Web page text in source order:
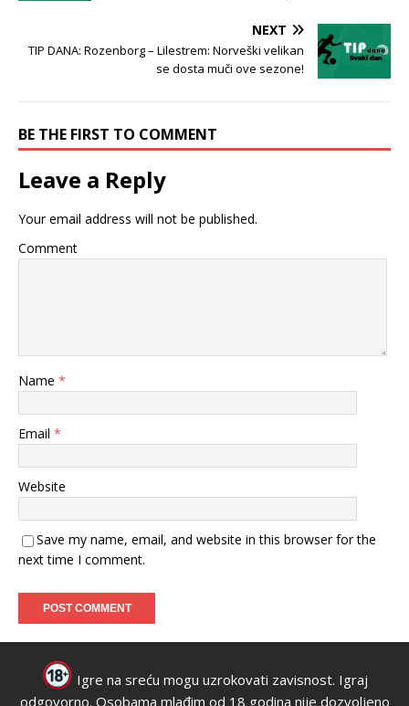
NEXT
TIP DANA: Rozenborg – Lilestrem: Norveški velikan
se dosta muči ove sezone!
BE THE FIRST TO COMMENT
Leave a Reply
Your email address will not be published.
Comment
Name *
Email *
Website
Save my name, email, and website in this browser for the
next time I comment.
Igre na sreću mogu uzrokovati zavisnost. Igraj
odgovorno. Osobama mlađim od 18 godina nije dozvoljeno